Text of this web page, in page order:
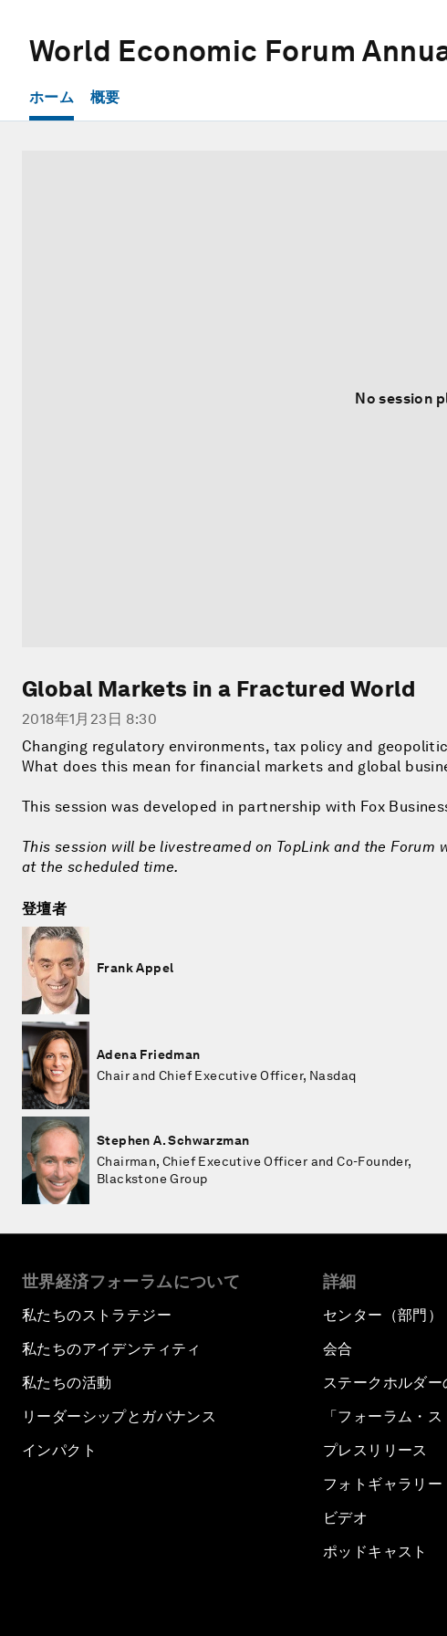
World Economic Forum
ホーム 概要
No session
Global Markets in a Fractured World
2018年1月23日 8:30
Changing regulatory environments, tax policy and
What does this mean for financial markets and global
This session was developed in partnership with Fox
This session will be livestreamed on TopLink and the
at the scheduled time.
登壇者
Frank Appel
Adena Friedman
Chair and Chief Executive Officer, Nasdaq
Stephen A. Schwarzman
Chairman, Chief Executive Officer and Co-Founder,
Blackstone Group
世界経済フォーラムについて
私たちのストラテジー
私たちのアイデンティティ
私たちの活動
リーダーシップとガバナンス
インパクト
詳細
センター（部門）
会合
ステークホルダー
「フォーラム・ス
プレスリリース
フォトギャラリー
ビデオ
ポッドキャスト